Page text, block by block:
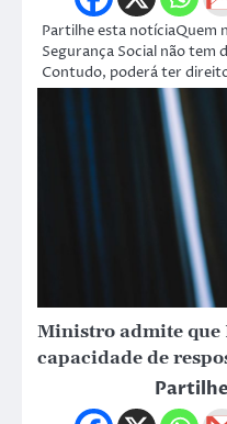
Partilhe esta notíciaQuem
Segurança Social não tem
Contudo, poderá ter
Ministro admite que
capacidade de